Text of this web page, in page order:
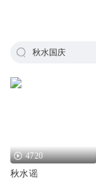
秋水国庆
4720
秋水谣